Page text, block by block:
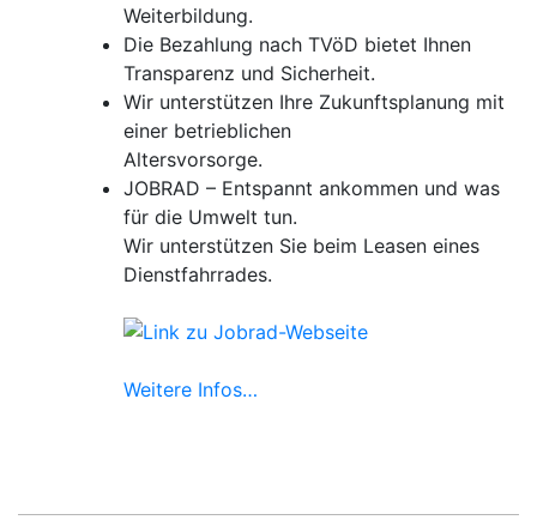
Weiterbildung.
Die Bezahlung nach TVöD bietet Ihnen
Transparenz und Sicherheit.
Wir unterstützen Ihre Zukunftsplanung mit
einer betrieblichen
Altersvorsorge.
JOBRAD – Entspannt ankommen und was
für die Umwelt tun.
Wir unterstützen Sie beim Leasen eines
Dienstfahrrades.
Weitere Infos…